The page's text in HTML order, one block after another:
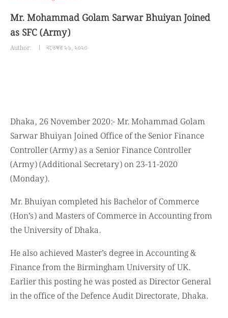
Mr. Mohammad Golam Sarwar Bhuiyan Joined
as SFC (Army)
Author: নভেম্বর ২৬, ২০২০
Dhaka, 26 November 2020:- Mr. Mohammad Golam
Sarwar Bhuiyan Joined Office of the Senior Finance
Controller (Army) as a Senior Finance Controller
(Army) (Additional Secretary) on 23-11-2020
(Monday).
Mr. Bhuiyan completed his Bachelor of Commerce
(Hon’s) and Masters of Commerce in Accounting from
the University of Dhaka.
He also achieved Master’s degree in Accounting &
Finance from the Birmingham University of UK.
Earlier this posting he was posted as Director General
in the office of the Defence Audit Directorate, Dhaka.